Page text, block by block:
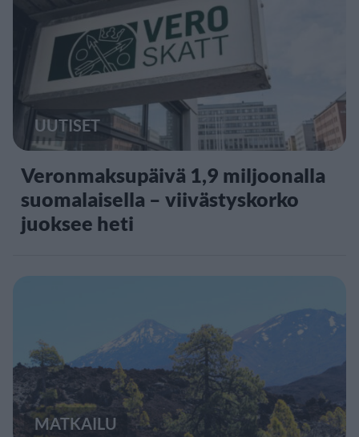
UUTISET
Veronmaksupäivä 1,9 miljoonalla
suomalaisella – viivästyskorko
juoksee heti
MATKAILU